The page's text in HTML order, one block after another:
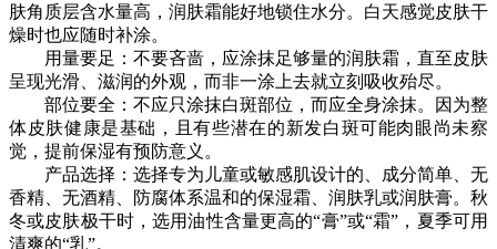
肤角质层含水量高，润肤霜能好地锁住水分。白天感觉皮肤干
燥时也应随时补涂。
用量要足：不要吝啬，应涂抹足够量的润肤霜，直至皮肤
呈现光滑、滋润的外观，而非一涂上去就立刻吸收殆尽。
部位要全：不应只涂抹白斑部位，而应全身涂抹。因为整
体皮肤健康是基础，且有些潜在的新发白斑可能肉眼尚未察
觉，提前保湿有预防意义。
产品选择：选择专为儿童或敏感肌设计的、成分简单、无
香精、无酒精、防腐体系温和的保湿霜、润肤乳或润肤膏。秋
冬或皮肤极干时，选用油性含量更高的“膏”或“霜”，夏季可用
清爽的“乳”。